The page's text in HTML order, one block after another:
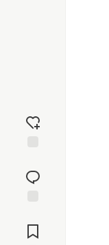
reaction
Comments